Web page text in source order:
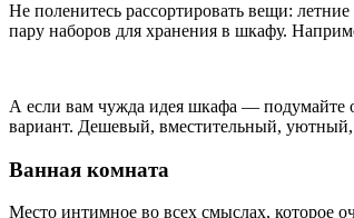
Не поленитесь рассортировать вещи:
пару наборов для хранения в шкафу.
А если вам чужда идея шкафа — подумайте
вариант. Дешевый, вместительный, уютный,
Ванная комната
Место интимное во всех смыслах, которое